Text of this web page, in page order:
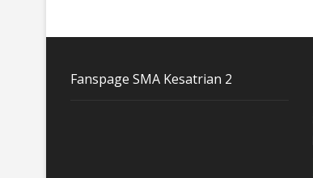
Fanspage SMA Kesatrian 2